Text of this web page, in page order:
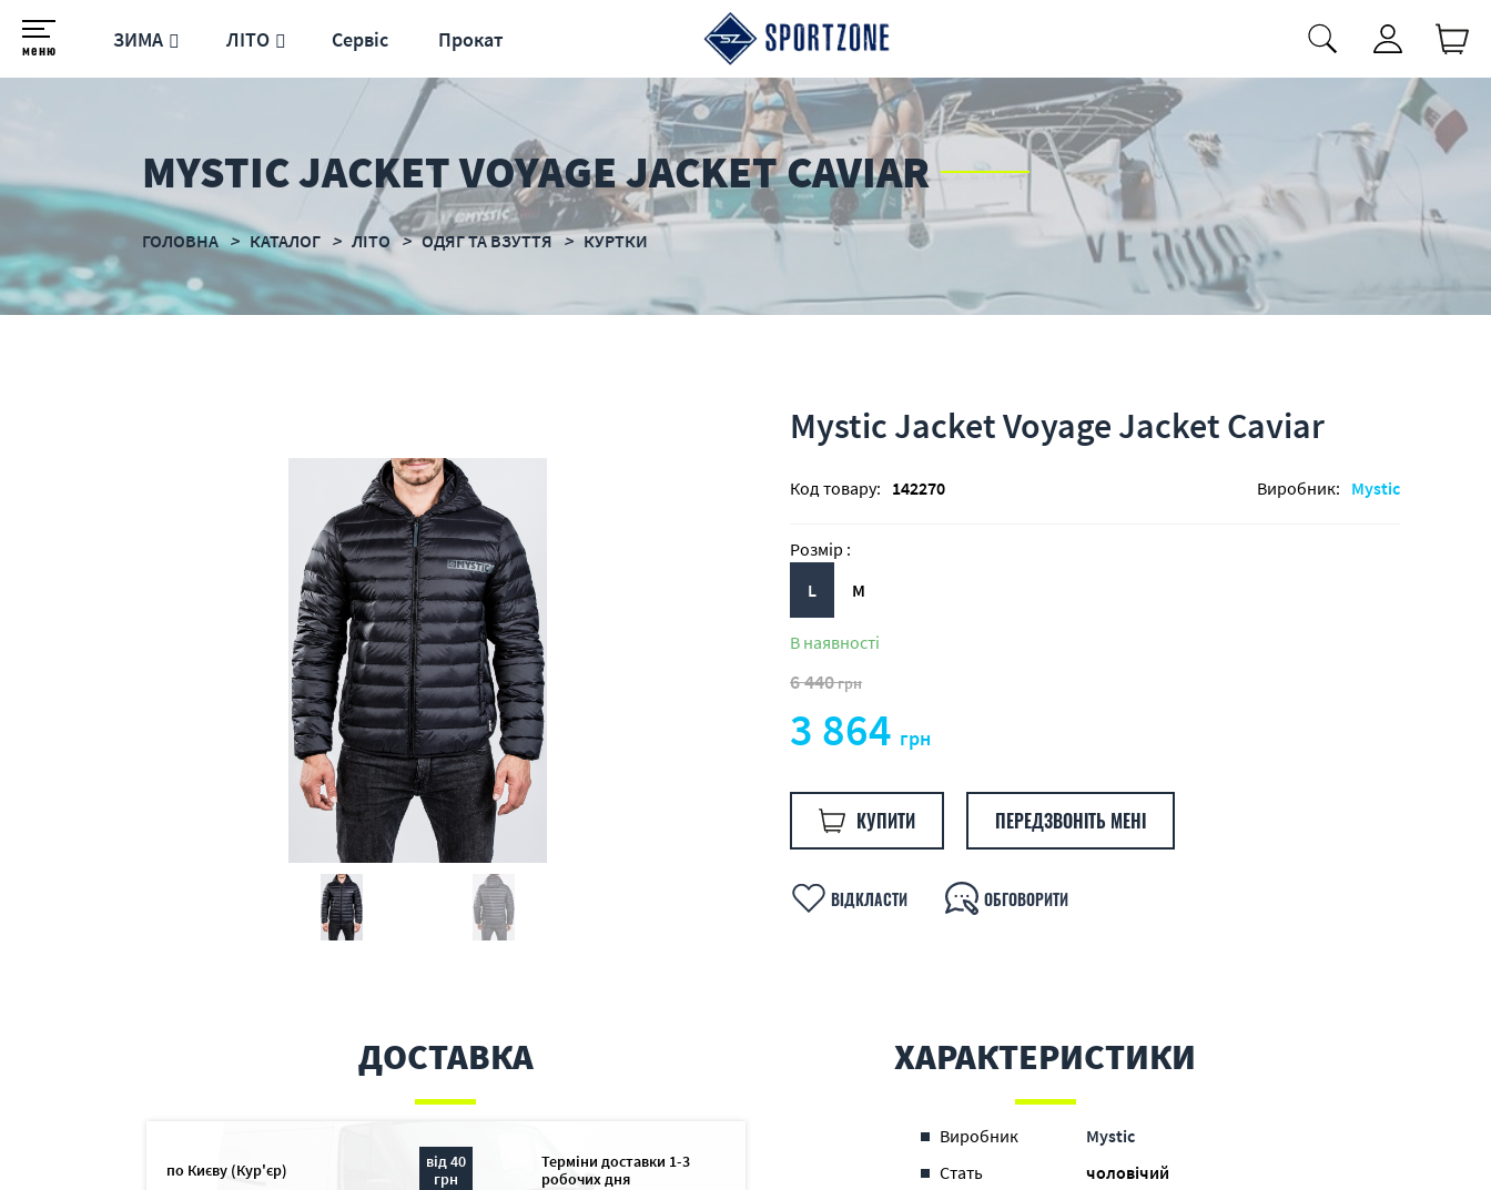
меню ЗИМА ЛІТО Сервіс Прокат
MYSTIC JACKET VOYAGE JACKET CAVIAR
ГОЛОВНА КАТАЛОГ ЛІТО ОДЯГ ТА ВЗУТТЯ КУРТКИ
Mystic Jacket Voyage Jacket Caviar
Код товару: 142270 Виробник: Mystic
Розмір :
L
M
В наявності
6 440грн
3 864 грн
КУПИТИ ПЕРЕДЗВОНІТЬ МЕНІ
ВІДКЛАСТИ ОБГОВОРИТИ
ДОСТАВКА
по Києву (Кур'єр)
від 40
грн
Терміни доставки 1-3
робочих дня
ХАРАКТЕРИСТИКИ
Виробник
Mystic
Стать
чоловічий